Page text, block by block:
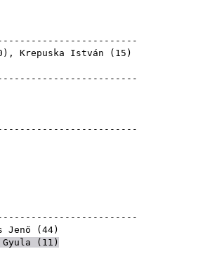
), Krepuska István ( 15 )
Jenő ( 44)
( 11 )